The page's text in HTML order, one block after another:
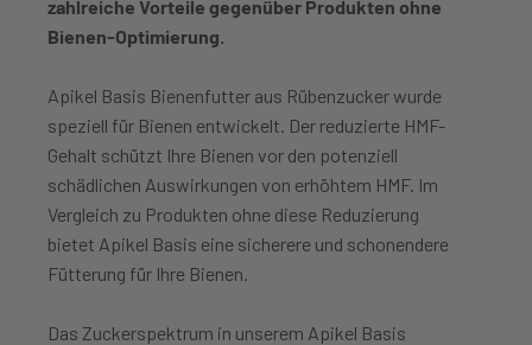
zahlreiche Vorteile gegenüber Produkten ohne
Bienen-Optimierung.
Apikel Basis Bienenfutter aus Rübenzucker wurde
speziell für Bienen entwickelt. Der reduzierte HMF-
Gehalt schützt Ihre Bienen vor den potenziell
schädlichen Auswirkungen von erhöhtem HMF. Im
Vergleich zu Produkten ohne diese Reduzierung
bietet Apikel Basis eine sicherere und schonendere
Fütterung für Ihre Bienen.
Das Zuckerspektrum in unserem Apikel Basis